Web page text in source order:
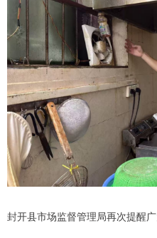
封开县市场监督管理局再次提醒广